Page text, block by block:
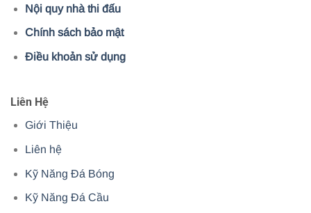
Nội quy nhà thi đấu
Chính sách bảo mật
Điều khoản sử dụng
Liên Hệ
Giới Thiệu
Liên hệ
Kỹ Năng Đá Bóng
Kỹ Năng Đá Cầu